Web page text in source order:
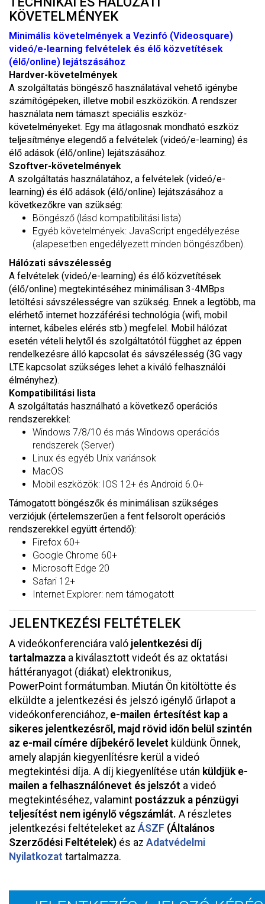
KÖVETELMÉNYEK
Minimális követelmények a Vezinfó (Videosquare)
videó/e-learning felvételek és élő közvetítések
(élő/online) lejátszásához
Hardver-követelmények
A szolgáltatás böngésző használatával vehető igénybe
számítógépeken, illetve mobil eszközökön. A rendszer
használata nem támaszt speciális eszköz-
követelményeket. Egy ma átlagosnak mondható eszköz
teljesítménye elegendő a felvételek (videó/e-learning) és
élő adások (élő/online) lejátszásához.
Szoftver-követelmények
A szolgáltatás használatához, a felvételek (videó/e-
learning) és élő adások (élő/online) lejátszásához a
következőkre van szükség:
Böngésző (lásd kompatibilitási lista)
Egyéb követelmények: JavaScript engedélyezése
(alapesetben engedélyezett minden böngészőben).
Hálózati sávszélesség
A felvételek (videó/e-learning) és élő közvetítések
(élő/online) megtekintéséhez minimálisan 3-4MBps
letöltési sávszélességre van szükség. Ennek a legtöbb, ma
elérhető internet hozzáférési technológia (wifi, mobil
internet, kábeles elérés stb.) megfelel. Mobil hálózat
esetén vételi helytől és szolgáltatótól függhet az éppen
rendelkezésre álló kapcsolat és sávszélesség (3G vagy
LTE kapcsolat szükséges lehet a kiváló felhasználói
élményhez).
Kompatibilitási lista
A szolgáltatás használható a következő operációs
rendszerekkel:
Windows 7/8/10 és más Windows operációs
rendszerek (Server)
Linux és egyéb Unix variánsok
MacOS
Mobil eszközök: IOS 12+ és Android 6.0+
Támogatott böngészők és minimálisan szükséges
verziójuk (értelemszerűen a fent felsorolt operációs
rendszerekkel együtt értendő):
Firefox 60+
Google Chrome 60+
Microsoft Edge 20
Safari 12+
Internet Explorer: nem támogatott
JELENTKEZÉSI FELTÉTELEK
A videókonferenciára való jelentkezési díj
tartalmazza a kiválasztott videót és az oktatási
háttéranyagot (diákat) elektronikus,
PowerPoint formátumban. Miután Ön kitöltötte és
elküldte a jelentkezési és jelszó igénylő űrlapot a
videókonferenciához, e-mailen értesítést kap a
sikeres jelentkezésről, majd rövid időn belül szintén
az e-mail címére díjbekérő levelet küldünk Önnek,
amely alapján kiegyenlítésre kerül a videó
megtekintési díja. A díj kiegyenlítése után küldjük e-
mailen a felhasználónevet és jelszót a videó
megtekintéséhez, valamint postázzuk a pénzügyi
teljesítést nem igénylő végszámlát. A részletes
jelentkezési feltételeket az ÁSZF (Általános
Szerződési Feltételek) és az Adatvédelmi
Nyilatkozat tartalmazza.